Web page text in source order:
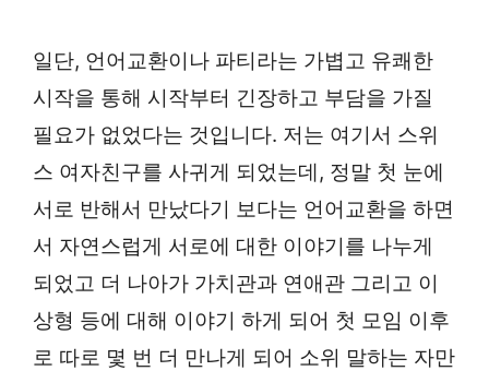
일단, 언어교환이나 파티라는 가볍고 유쾌한
시작을 통해 시작부터 긴장하고 부담을 가질
필요가 없었다는 것입니다. 저는 여기서 스위
스 여자친구를 사귀게 되었는데, 정말 첫 눈에
서로 반해서 만났다기 보다는 언어교환을 하면
서 자연스럽게 서로에 대한 이야기를 나누게
되었고 더 나아가 가치관과 연애관 그리고 이
상형 등에 대해 이야기 하게 되어 첫 모임 이후
로 따로 몇 번 더 만나게 되어 소위 말하는 자만